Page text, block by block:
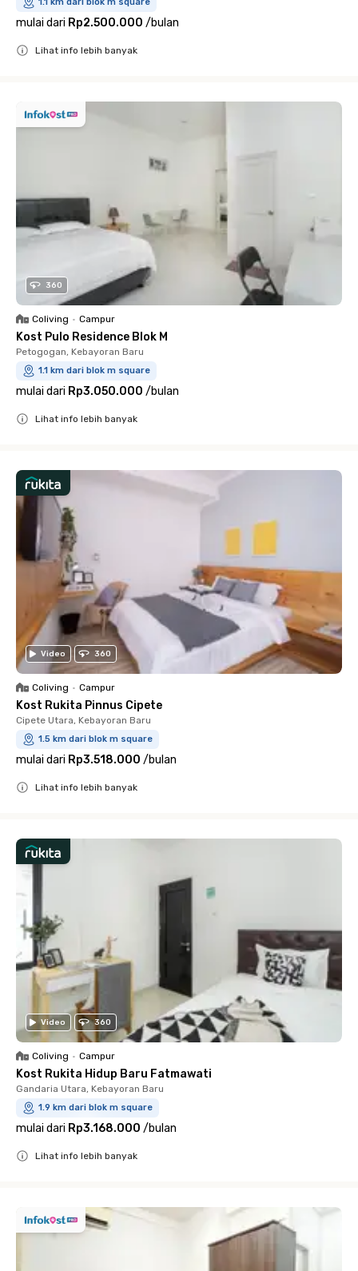
mulai dari Rp2.500.000 /bulan
Lihat info lebih banyak
360
Coliving • Campur
Kost Pulo Residence Blok M
Petogogan, Kebayoran Baru
1.1 km dari blok m square
mulai dari Rp3.050.000 /bulan
Lihat info lebih banyak
Video 360
Coliving • Campur
Kost Rukita Pinnus Cipete
Cipete Utara, Kebayoran Baru
1.5 km dari blok m square
mulai dari Rp3.518.000 /bulan
Lihat info lebih banyak
Video 360
Coliving • Campur
Kost Rukita Hidup Baru Fatmawati
Gandaria Utara, Kebayoran Baru
1.9 km dari blok m square
mulai dari Rp3.168.000 /bulan
Lihat info lebih banyak